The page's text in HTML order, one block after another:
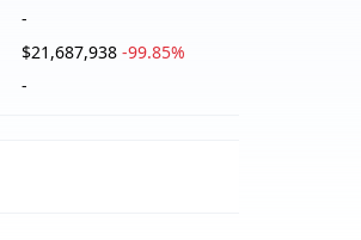
-
$21,687,938 -99.85%
-